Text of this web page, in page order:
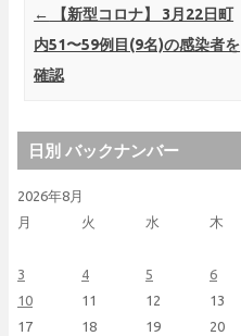
Post navigation
←
【新型コロナ】 3月22日町
内51〜59例目(9名)の感染者を
確認
日別 バックナンバー
2026年8月
月
火 水 木
3
4 5 6
10
11 12 13
17
18 19 20